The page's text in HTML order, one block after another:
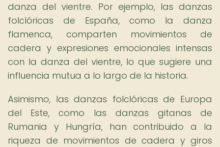
danza del vientre. Por ejemplo, las danzas
folclóricas de España, como la danza
flamenca, comparten movimientos de
cadera y expresiones emocionales intensas
con la danza del vientre, lo que sugiere una
influencia mutua a lo largo de la historia.
Asimismo, las danzas folclóricas de Europa
del Este, como las danzas gitanas de
Rumania y Hungría, han contribuido a la
riqueza de movimientos de cadera y giros